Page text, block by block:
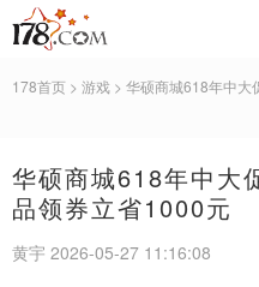
178首页 > 游戏 > 华硕商城618年中大
华硕商城618年中大
品领券立省1000元
黄宇 2026-05-27 11:16:08